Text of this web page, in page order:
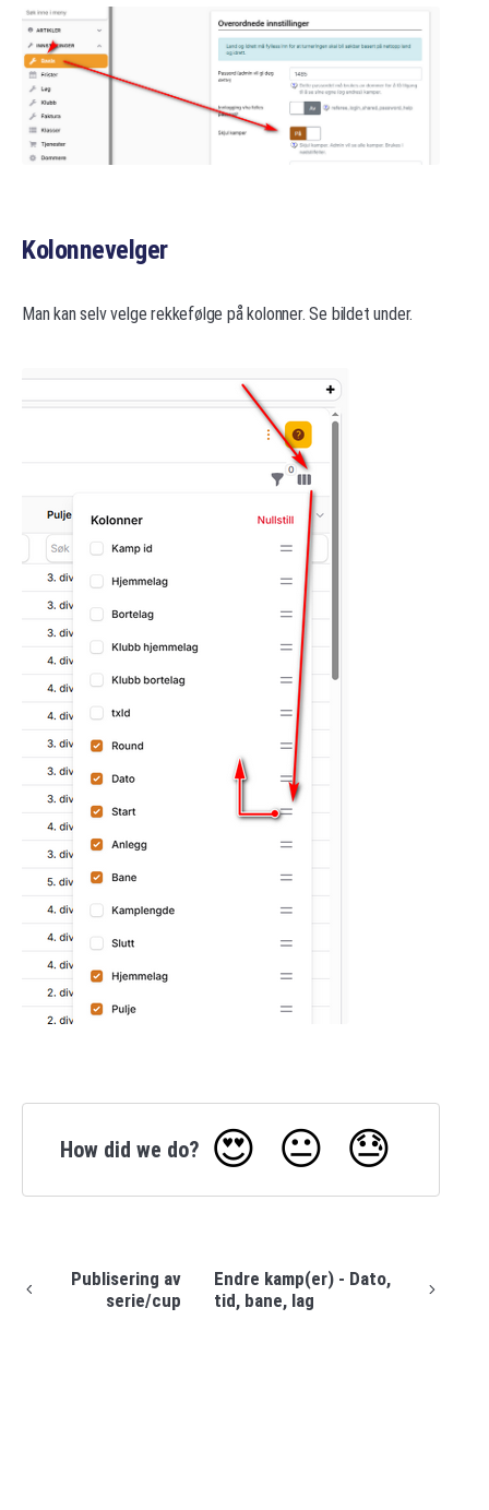
Kolonnevelger
Man kan selv velge rekkefølge på kolonner. Se bildet under.
How did we do? 😍 😐 😓
Publisering av
serie/cup
Endre kamp(er) - Dato,
tid, bane, lag